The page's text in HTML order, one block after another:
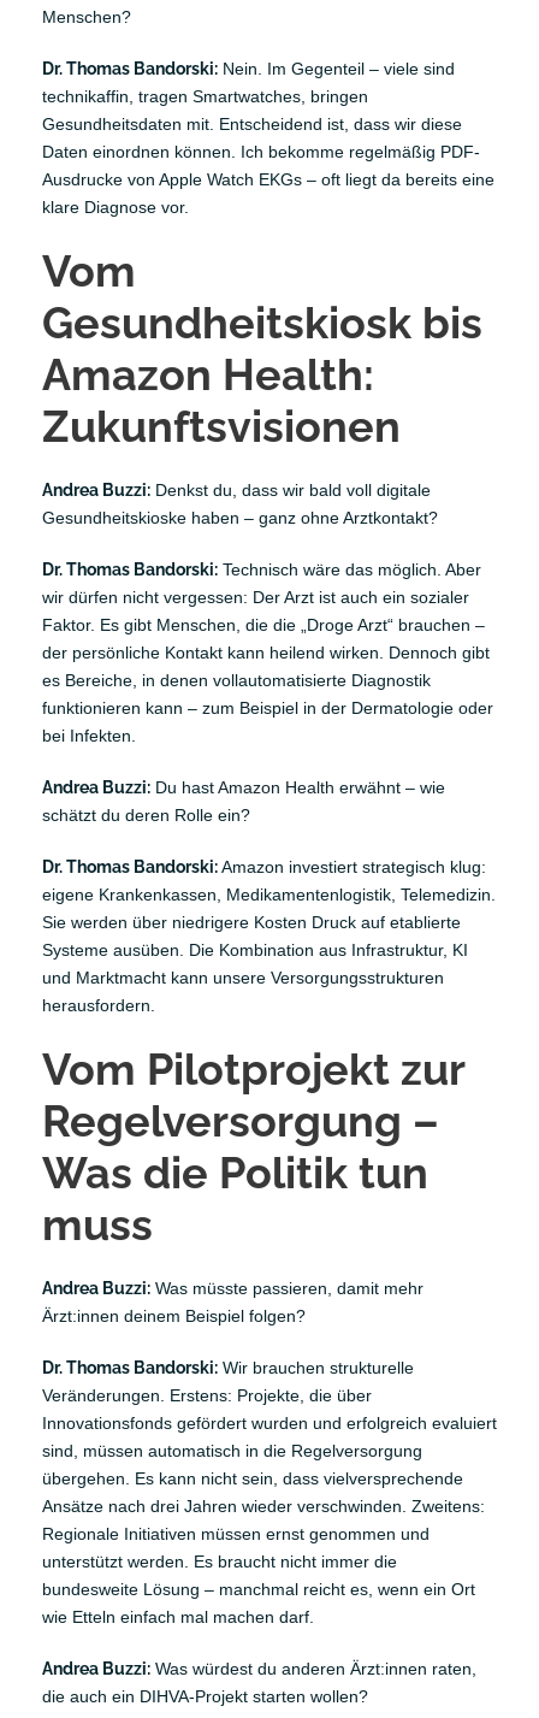
Menschen?
Dr. Thomas Bandorski: Nein. Im Gegenteil – viele sind
technikaffin, tragen Smartwatches, bringen
Gesundheitsdaten mit. Entscheidend ist, dass wir diese
Daten einordnen können. Ich bekomme regelmäßig PDF-
Ausdrucke von Apple Watch EKGs – oft liegt da bereits eine
klare Diagnose vor.
Vom
Gesundheitskiosk bis
Amazon Health:
Zukunftsvisionen
Andrea Buzzi: Denkst du, dass wir bald voll digitale
Gesundheitskioske haben – ganz ohne Arztkontakt?
Dr. Thomas Bandorski: Technisch wäre das möglich. Aber
wir dürfen nicht vergessen: Der Arzt ist auch ein sozialer
Faktor. Es gibt Menschen, die die „Droge Arzt“ brauchen –
der persönliche Kontakt kann heilend wirken. Dennoch gibt
es Bereiche, in denen vollautomatisierte Diagnostik
funktionieren kann – zum Beispiel in der Dermatologie oder
bei Infekten.
Andrea Buzzi: Du hastAmazon Health erwähnt – wie
schätzt du deren Rolle ein?
Dr. Thomas Bandorski:Amazon investiert strategisch klug:
eigene Krankenkassen, Medikamentenlogistik, Telemedizin.
Sie werden über niedrigere Kosten Druck auf etablierte
Systeme ausüben. Die Kombination aus Infrastruktur, KI
und Marktmacht kann unsere Versorgungsstrukturen
herausfordern.
Vom Pilotprojekt zur
Regelversorgung –
Was die Politik tun
muss
Andrea Buzzi: Was müsste passieren, damit mehr
Ärzt:innen deinem Beispiel folgen?
Dr. Thomas Bandorski: Wir brauchen strukturelle
Veränderungen. Erstens: Projekte, die über
Innovationsfonds gefördert wurden und erfolgreich evaluiert
sind, müssen automatisch in die Regelversorgung
übergehen. Es kann nicht sein, dass vielversprechende
Ansätze nach drei Jahren wieder verschwinden. Zweitens:
Regionale Initiativen müssen ernst genommen und
unterstützt werden. Es braucht nicht immer die
bundesweite Lösung – manchmal reicht es, wenn ein Ort
wie Etteln einfach mal machen darf.
Andrea Buzzi: Was würdest du anderen Ärzt:innen raten,
die auch ein DIHVA-Projekt starten wollen?